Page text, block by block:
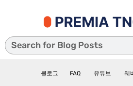
블로그 FAQ 유튜브 웨